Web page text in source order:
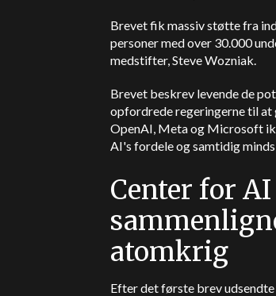
Brevet fik massiv støtte fra
personer med over 30.000
medstifter, Steve Wozniak.
Brevet beskrev levende de
opfordrede regeringerne til at
OpenAI, Meta og Microsoft
AI's fordele og samtidig
Center for
atomkrig
Efter det første brev